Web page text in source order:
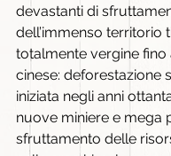
devastanti di
dell’immenso territorio
totalmente vergine fino
cinese: deforestazione
iniziata negli anni
nuove miniere e mega
sfruttamento delle